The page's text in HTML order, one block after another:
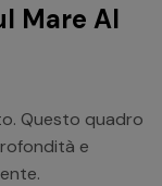
Mare Al
Questo quadro
e